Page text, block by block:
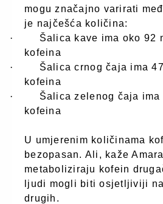
mogu značajno varirati
je najčešća količina:
·
Šalica kave ima oko 92
kofeina
·
Šalica crnog čaja ima
kofeina
·
Šalica zelenog čaja ima
kofeina
U umjerenim količinama
bezopasan. Ali, kaže
metaboliziraju kofein
ljudi mogli biti osjetljiviji
drugih.